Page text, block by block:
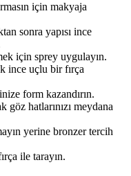
için makyaja
sonra yapısı ince
için sprey uygulayın.
ince uçlu bir fırça
form kazandırın.
hatlarınızı meydana
yerine bronzer tercih
ile tarayın.